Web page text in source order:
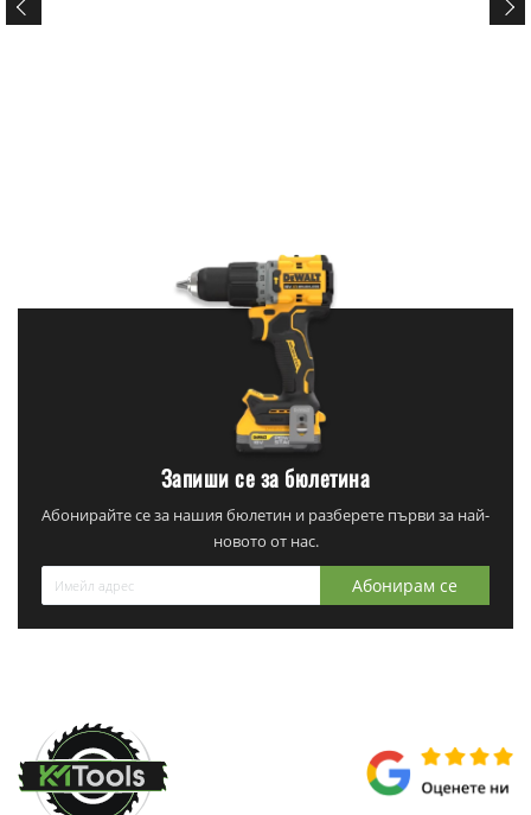
Запиши се за бюлетина
Абонирайте се за нашия бюлетин и разберете първи за най-
новото от нас.
Абонирам се